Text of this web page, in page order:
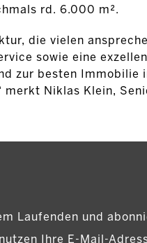
rd. 6.000 m².
die vielen
sowie eine
zur besten
Niklas Klein,
Laufenden und
Ihre E-Mail-